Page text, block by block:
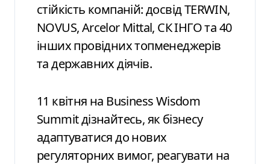
стійкість компаній: досвід TERWIN,
NOVUS, Arcelor Mittal, СК ІНГО та 40
інших провідних топменеджерів
та державних діячів.
11 квітня на Business Wisdom
Summit дізнайтесь, як бізнесу
адаптуватися до нових
регуляторних вимог, реагувати на